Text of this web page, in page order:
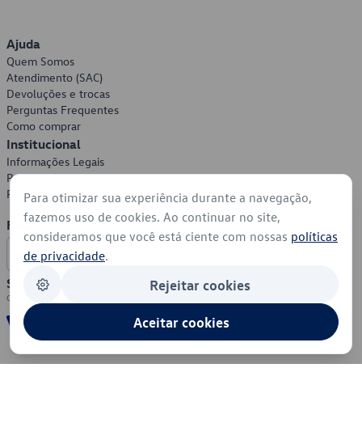
Ajuda
Quem Somos
Atendimento (SAC)
Devoluções e trocas
Perguntas Frequentes
Como comprar
Institucional
Informações Legais
Política de Privacidade
Política de Cookies
Formas de Pagamento
Segurança
Para otimizar sua experiência durante a navegação,
fazemos uso de cookies. Ao continuar no site,
consideramos que você está ciente com nossas políticas
de privacidade.
Rejeitar cookies
Aceitar cookies